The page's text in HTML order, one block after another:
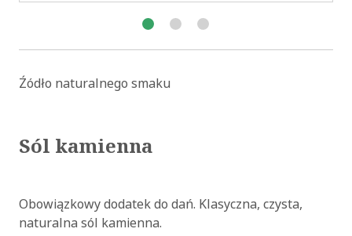
Źódło naturalnego smaku
Sól kamienna
Obowiązkowy dodatek do dań. Klasyczna, czysta,
naturalna sól kamienna.